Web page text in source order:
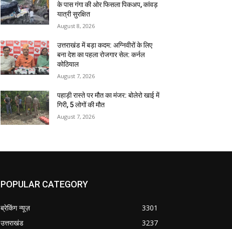
के पास गंगा की ओर फिसला पिकअप, कांवड़
यात्री सुरक्षित
August 8, 2026
उत्तराखंड में बड़ा कदम: अग्निवीरों के लिए
बना देश का पहला रोजगार सेल: कर्नल
कोठियाल
August 7, 2026
पहाड़ी रास्ते पर मौत का मंजर: बोलेरो खाई में
गिरी, 5 लोगों की मौत
August 7, 2026
POPULAR CATEGORY
ब्रेकिंग न्यूज़
3301
उत्तराखंड
3237